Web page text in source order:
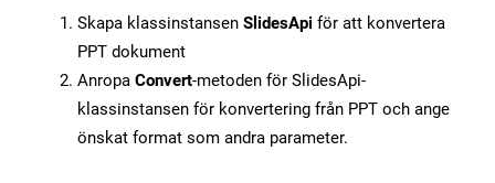
Skapa klassinstansen SlidesApi för att konvertera
PPT dokument
Anropa Convert-metoden för SlidesApi-
klassinstansen för konvertering från PPT och ange
önskat format som andra parameter.